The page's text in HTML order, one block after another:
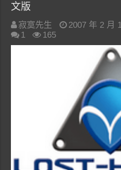
文版
寂寞先生 2007 年 2 月
1
165